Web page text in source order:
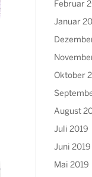
Februar
Januar
Oktober
August
Juli 2019
Juni 2019
Mai 2019